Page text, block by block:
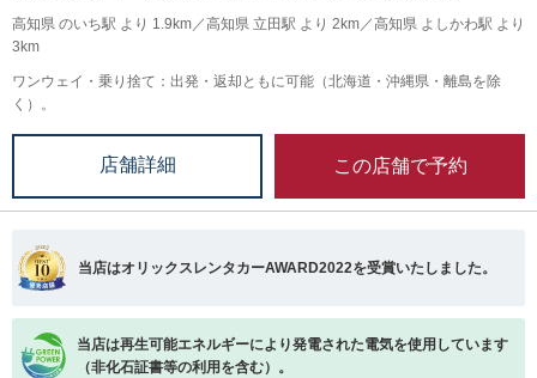
高知県 のいち駅 より 1.9km／高知県 立田駅 より 2km／高知県 よしかわ駅 より
3km
ワンウェイ・乗り捨て：出発・返却ともに可能（北海道・沖縄県・離島を除
く）。
店舗詳細 この店舗で予約
当店はオリックスレンタカーAWARD2022を受賞いたしました。
当店は再生可能エネルギーにより発電された電気を使用しています
（非化石証書等の利用を含む）。